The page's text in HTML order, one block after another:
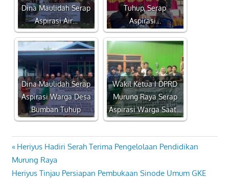
Dina Maulidah Serap
Aspirasi Air…
Tuhup, Serap
Aspirasi…
Dina Maulidah Serap
Aspirasi Warga Desa
Bumban Tuhup
Wakil Ketua I DPRD
Murung Raya Serap
Aspirasi Warga Saat…
Navigasi
pos
Previous
Post:
Heriyus Hadiri Serah Terima Pengelolaan Pendidikan
Murung Raya
Next
Heriyus Tinjau Persiapan Pembukaan Sinode Umum GKE